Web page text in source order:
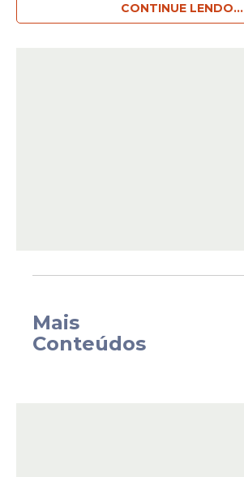
Entrar no canal
CONTINUE LENDO...
Mais
Conteúdos